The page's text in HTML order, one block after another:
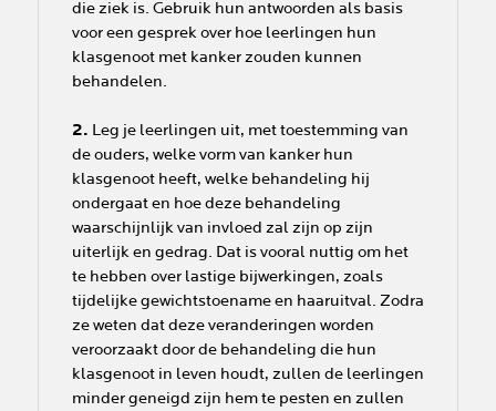
die ziek is. Gebruik hun antwoorden als basis
voor een gesprek over hoe leerlingen hun
klasgenoot met kanker zouden kunnen
behandelen.
2. Leg je leerlingen uit, met toestemming van
de ouders, welke vorm van kanker hun
klasgenoot heeft, welke behandeling hij
ondergaat en hoe deze behandeling
waarschijnlijk van invloed zal zijn op zijn
uiterlijk en gedrag. Dat is vooral nuttig om het
te hebben over lastige bijwerkingen, zoals
tijdelijke gewichtstoename en haaruitval. Zodra
ze weten dat deze veranderingen worden
veroorzaakt door de behandeling die hun
klasgenoot in leven houdt, zullen de leerlingen
minder geneigd zijn hem te pesten en zullen